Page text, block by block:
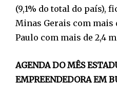
(9,1% do total do país),
Minas Gerais com mais
Paulo com mais de 2,4
AGENDA DO MÊS
EMPREENDEDORA EM